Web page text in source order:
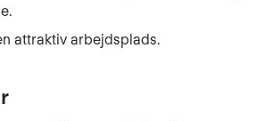
attraktiv arbejdsplads.